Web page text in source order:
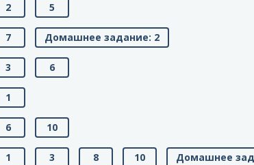
2 5
7 Домашнее задание: 2
3 6
1
6 10
1 3 8 10 Домашнее